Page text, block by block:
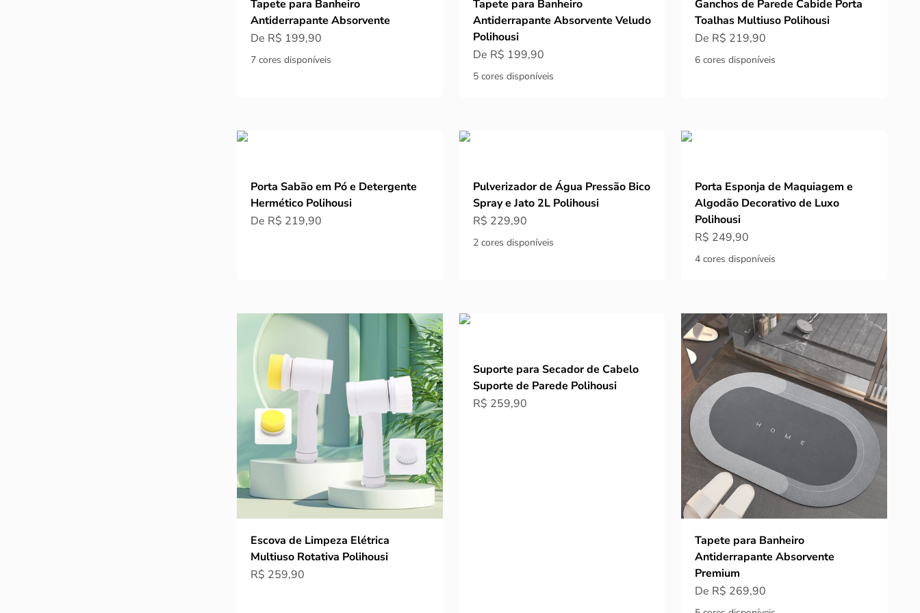
Tapete para Banheiro
Antiderrapante Absorvente
Preço promocional
De R$ 199,90
7 cores disponíveis
Tapete para Banheiro
Antiderrapante Absorvente Veludo
Polihousi
Preço promocional
De R$ 199,90
5 cores disponíveis
Ganchos de Parede Cabide Porta
Toalhas Multiuso Polihousi
Preço promocional
De R$ 219,90
6 cores disponíveis
Porta Sabão em Pó e Detergente
Hermético Polihousi
Preço promocional
De R$ 219,90
Pulverizador de Água Pressão Bico
Spray e Jato 2L Polihousi
Preço promocional
R$ 229,90
2 cores disponíveis
Porta Esponja de Maquiagem e
Algodão Decorativo de Luxo
Polihousi
Preço promocional
R$ 249,90
4 cores disponíveis
Escova de Limpeza Elétrica
Multiuso Rotativa Polihousi
Preço promocional
R$ 259,90
Suporte para Secador de Cabelo
Suporte de Parede Polihousi
Preço promocional
R$ 259,90
Tapete para Banheiro
Antiderrapante Absorvente
Premium
Preço promocional
De R$ 269,90